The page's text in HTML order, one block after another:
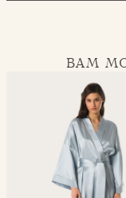
ВАМ
Халат-кимоно Mona